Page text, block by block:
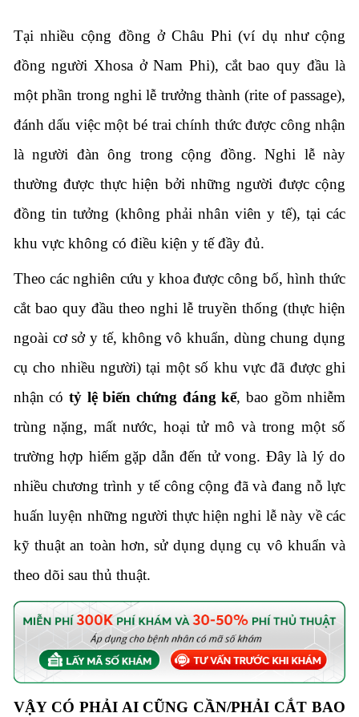
Tại nhiều cộng đồng ở Châu Phi (ví dụ như cộng
đồng người Xhosa ở Nam Phi), cắt bao quy đầu là
một phần trong nghi lễ trưởng thành (rite of passage),
đánh dấu việc một bé trai chính thức được công nhận
là người đàn ông trong cộng đồng. Nghi lễ này
thường được thực hiện bởi những người được cộng
đồng tin tưởng (không phải nhân viên y tế), tại các
khu vực không có điều kiện y tế đầy đủ.
Theo các nghiên cứu y khoa được công bố, hình thức
cắt bao quy đầu theo nghi lễ truyền thống (thực hiện
ngoài cơ sở y tế, không vô khuẩn, dùng chung dụng
cụ cho nhiều người) tại một số khu vực đã được ghi
nhận cótỷ lệ biến chứng đáng kể, bao gồm nhiễm
trùng nặng, mất nước, hoại tử mô và trong một số
trường hợp hiếm gặp dẫn đến tử vong. Đây là lý do
nhiều chương trình y tế công cộng đã và đang nỗ lực
huấn luyện những người thực hiện nghi lễ này về các
kỹ thuật an toàn hơn, sử dụng dụng cụ vô khuẩn và
theo dõi sau thủ thuật.
VẬY CÓ PHẢI AI CŨNG CẦN/PHẢI CẮT BAO